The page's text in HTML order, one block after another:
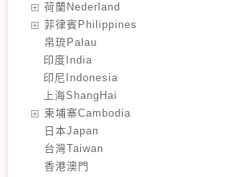
️荷蘭Nederland
️菲律賓Philippines
️帛琉Palau
印度India
印尼Indonesia
上海ShangHai
️柬埔寨Cambodia
️日本Japan
️台灣Taiwan
️香港澳門